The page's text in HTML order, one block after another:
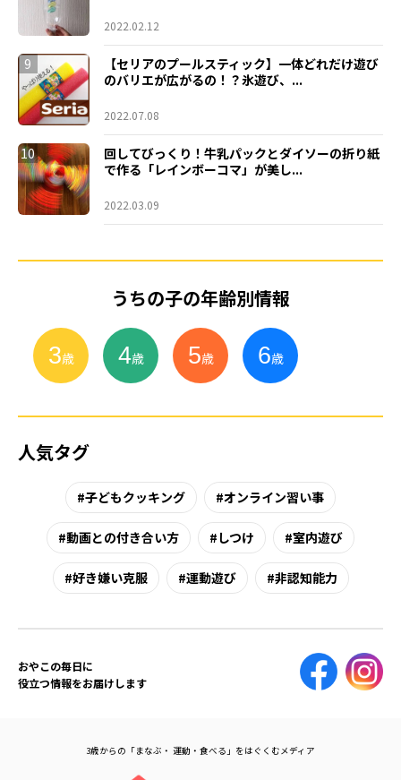
2022.02.12
9
【セリアのプールスティック】一体どれだけ遊び
のバリエが広がるの！？氷遊び、...
2022.07.08
10
回してびっくり！牛乳パックとダイソーの折り紙
で作る「レインボーコマ」が美し...
2022.03.09
うちの子の年齢別情報
3歳 4歳 5歳 6歳
人気タグ
子どもクッキング オンライン習い事
動画との付き合い方 しつけ 室内遊び
好き嫌い克服 運動遊び 非認知能力
おやこの毎日に
役立つ情報をお届けします
3歳からの「まなぶ・ 運動・食べる」をはぐくむメディア